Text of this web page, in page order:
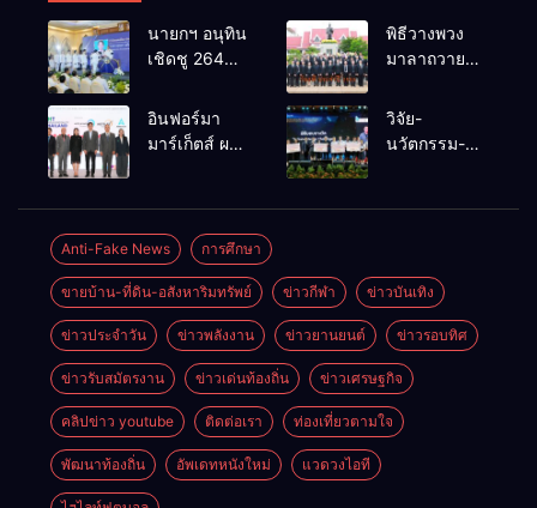
นายกฯ อนุทิน
เชิดชู 264
บ้านยอดเยี่ยม
มอบแหนบ
เกียรติยศแห่ง
การเสียสละ”
พิธีวางพวง
มาลาถวาย
เนื่องในวันรพี
ประจำปี
ฟุตบอลวันรพี
อันดีของ
หน่วยงานใน
กระบวนการ
ยุติธรรม
อินฟอร์มา
มาร์เก็ตส์ ผนึก
จัด Food &
Hospitality
Thailand
2026 เชื่อม 4
งานใหญ่
สร้างโอกาส
ธุรกิจครบ
วงจร ด้วยครับ
วิจัย-
นวัตกรรม-
เศรษฐกิจ
ประเทศ
Anti-Fake News การศึกษา
ขายบ้าน-ที่ดิน-อสังหาริมทรัพย์ ข่าวกีฬา ข่าวบันเทิง
ข่าวประจำวัน ข่าวพลังงาน ข่าวยานยนต์ ข่าวรอบทิศ
ข่าวรับสมัตรงาน ข่าวเด่นท้องถิ่น ข่าวเศรษฐกิจ
คลิปข่าว youtube ติดต่อเรา ท่องเที่ยวตามใจ
พัฒนาท้องถิ่น อัพเดทหนังใหม่ แวดวงไอที